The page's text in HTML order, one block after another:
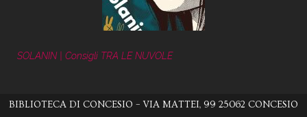
SOLANIN | Consigli TRA LE NUVOLE
BIBLIOTECA DI CONCESIO – VIA MATTEI, 99 25062 CONCESIO